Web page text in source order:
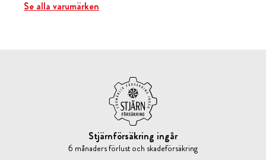
Se alla varumärken
Stjärnförsäkring ingår
6 månaders förlust och skadeförsäkring